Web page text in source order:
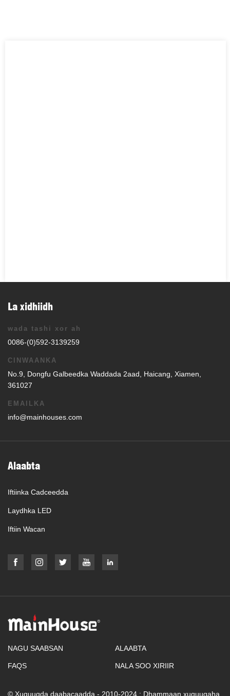
La xidhiidh
wada tashi xor ah
0086-(0)592-3139259
CINWAANKA
No.9, Dongfu Galbeedka Waddada 2aad, Haicang, Xiamen,
361027
EMAILKA
info@mainhouses.com
Alaabta
Iftiinka Cadceedda
Laydhka LED
Iftiin Wacan
NAGU SAABSAN ALAABTA
FAQS NALA SOO XIRIIR
© Xuquuqda daabacaadda - 2010-2024 : Dhammaan xuquuqaha